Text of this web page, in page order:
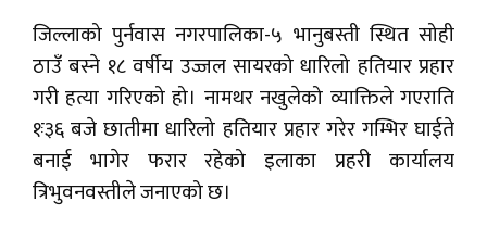
जिल्लाको पुर्नवास नगरपालिका-५ भानुबस्ती स्थित सोही
ठाउँ बस्ने १८ वर्षीय उज्जल सायरको धारिलो हतियार प्रहार
गरी हत्या गरिएको हो। नामथर नखुलेको व्याक्तिले गएराति
१ः३६ बजे छातीमा धारिलो हतियार प्रहार गरेर गम्भिर घाईते
बनाई भागेर फरार रहेको इलाका प्रहरी कार्यालय
त्रिभुवनवस्तीले जनाएको छ।